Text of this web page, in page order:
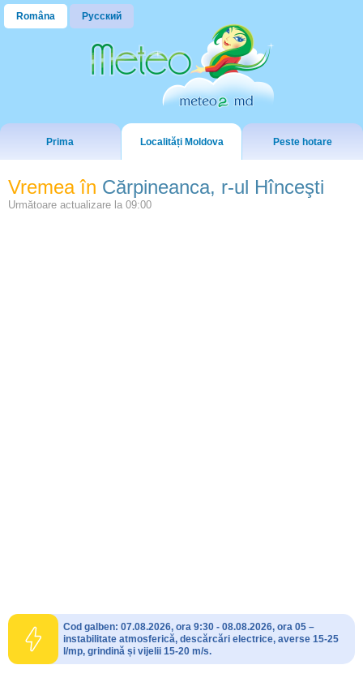
Româna Русский
Prima Localități Moldova Peste hotare
Vremea în Cărpineanca, r-ul Hînceşti
Următoare actualizare la 09:00
Cod galben: 07.08.2026, ora 9:30 - 08.08.2026, ora 05 –
instabilitate atmosferică, descărcări electrice, averse 15-25
l/mp, grindină și vijelii 15-20 m/s.